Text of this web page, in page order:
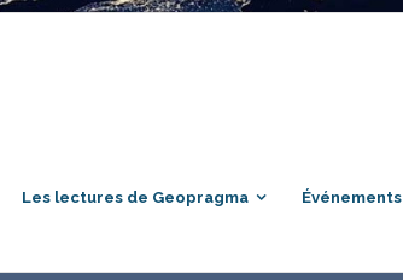
Les lectures de Geopragma Événements